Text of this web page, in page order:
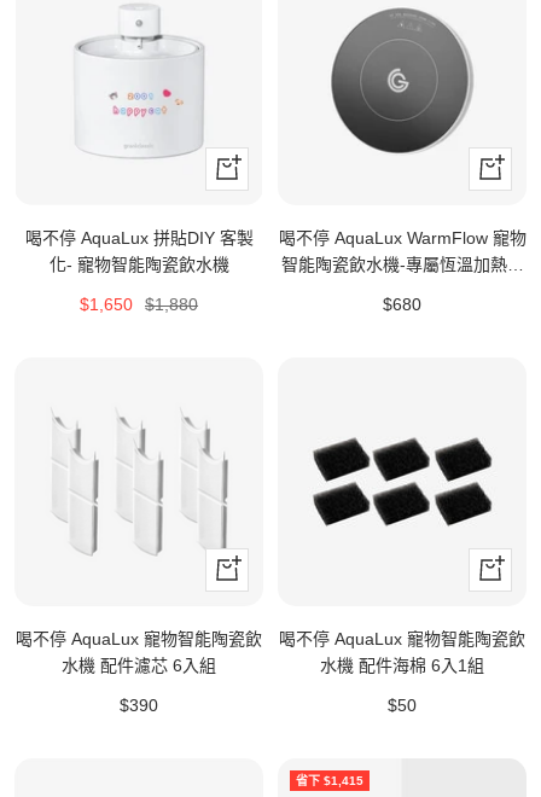
立
即
購
買
喝不停 AquaLux 拼貼DIY 客製
化- 寵物智能陶瓷飲水機
特
$1,650
原
$1,880
+
加
購
喝不停 AquaLux WarmFlow 寵物
智能陶瓷飲水機-專屬恆溫加熱盤
特
$680
+
加
入
購
喝不停 AquaLux 寵物智能陶瓷飲
水機 配件濾芯 6入組
特
$390
+
加
入
購
喝不停 AquaLux 寵物智能陶瓷飲
水機 配件海棉 6入1組
特
$50
省下 $1,415